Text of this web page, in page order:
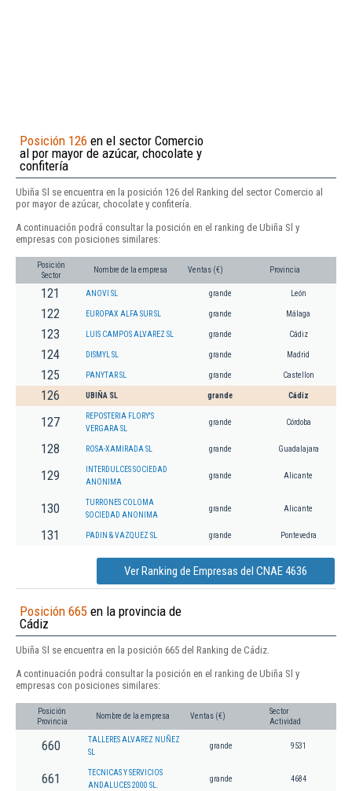
Posición 126 en el sector Comercio
al por mayor de azúcar, chocolate y
confitería
Ubiña Sl se encuentra en la posición 126 del Ranking del sector Comercio al
por mayor de azúcar, chocolate y confitería.
A continuación podrá consultar la posición en el ranking de Ubiña Sl y
empresas con posiciones similares:
Posición
Sector
Nombre de la empresa Ventas (€) Provincia
121 ANOVI SL grande León
122 EUROPAX ALFA SUR SL grande Málaga
123 LUIS CAMPOS ALVAREZ SL grande Cádiz
124 DISMYL SL grande Madrid
125 PANYTAR SL grande Castellon
126 UBIÑA SL grande Cádiz
127
REPOSTERIA FLORY'S
VERGARA SL
grande Córdoba
128 ROSA-XAMIRADA SL grande Guadalajara
129
INTERDULCES SOCIEDAD
ANONIMA
grande Alicante
130
TURRONES COLOMA
SOCIEDAD ANONIMA
grande Alicante
131 PADIN & VAZQUEZ SL grande Pontevedra
Ver Ranking de Empresas del CNAE 4636
Posición 665 en la provincia de
Cádiz
Ubiña Sl se encuentra en la posición 665 del Ranking de Cádiz.
A continuación podrá consultar la posición en el ranking de Ubiña Sl y
empresas con posiciones similares:
Posición
Provincia
Nombre de la empresa Ventas (€)
Sector
Actividad
660
TALLERES ALVAREZ NUÑEZ
SL
grande 9531
661
TECNICAS Y SERVICIOS
ANDALUCES 2000 SL.
grande 4684